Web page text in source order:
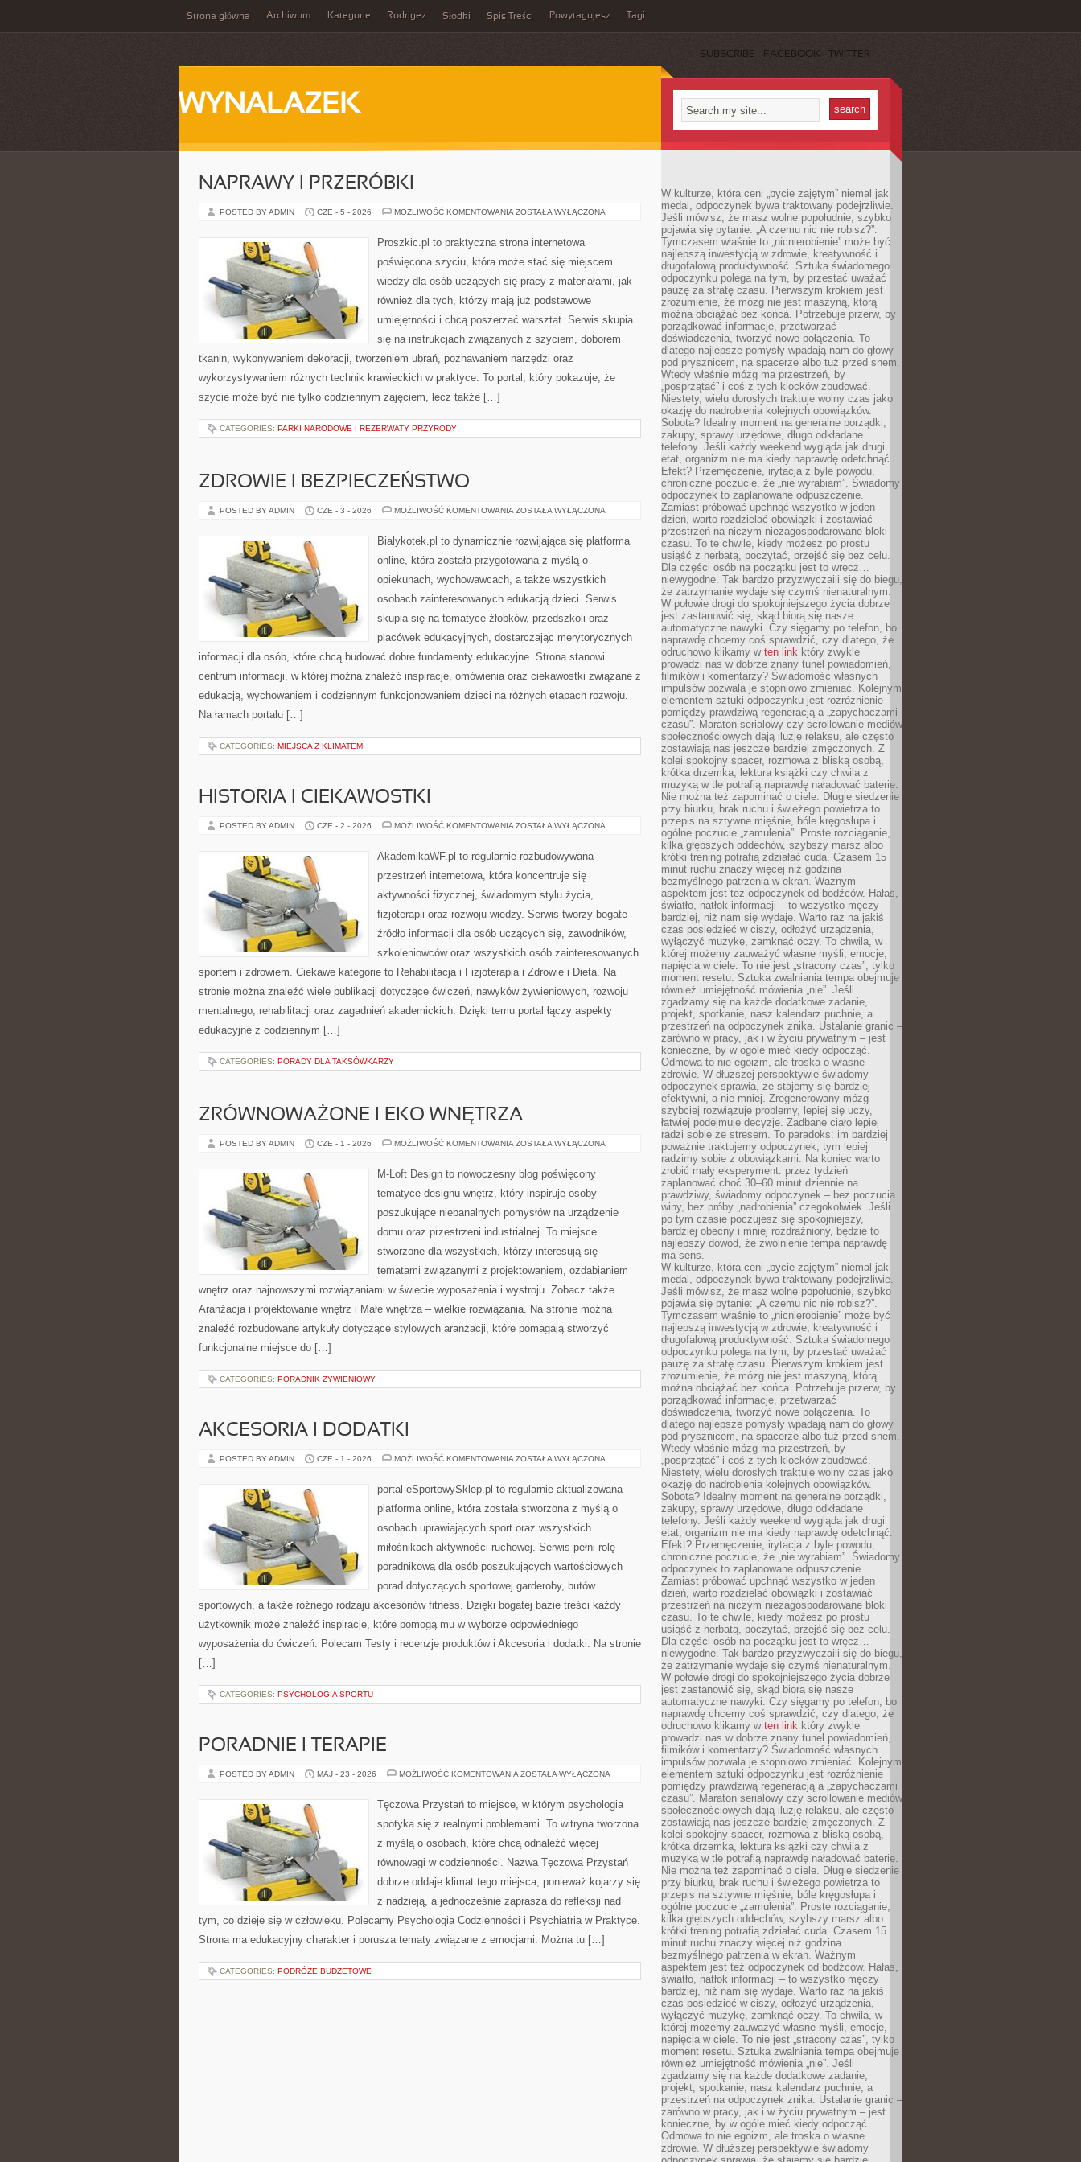
Strona główna Archiwum Kategorie Rodrigez Słodki Spis Treści Powytagujesz Tagi
SUBSCRIBE FACEBOOK TWITTER
WYNALAZEK
NAPRAWY I PRZERÓBKI
POSTED BY ADMIN CZE - 5 - 2026 MOŻLIWOŚĆ KOMENTOWANIA NAPRAWY
ZOSTAŁA WYŁĄCZONA
Proszkic.pl to praktyczna strona internetowa
poświęcona szyciu, która może stać się miejscem
wiedzy dla osób uczących się pracy z materiałami, jak
również dla tych, którzy mają już podstawowe
umiejętności i chcą poszerzać warsztat. Serwis skupia
się na instrukcjach związanych z szyciem, doborem
tkanin, wykonywaniem dekoracji, tworzeniem ubrań, poznawaniem narzędzi oraz
wykorzystywaniem różnych technik krawieckich w praktyce. To portal, który pokazuje, że
szycie może być nie tylko codziennym zajęciem, lecz także […]
CATEGORIES: PARKI NARODOWE I REZERWATY PRZYRODY
ZDROWIE I BEZPIECZEŃSTWO
POSTED BY ADMIN CZE - 3 - 2026 MOŻLIWOŚĆ KOMENTOWANIA ZDROWIE
ZOSTAŁA WYŁĄCZONA
Bialykotek.pl to dynamicznie rozwijająca się platforma
online, która została przygotowana z myślą o
opiekunach, wychowawcach, a także wszystkich
osobach zainteresowanych edukacją dzieci. Serwis
skupia się na tematyce żłobków, przedszkoli oraz
placówek edukacyjnych, dostarczając merytorycznych
informacji dla osób, które chcą budować dobre fundamenty edukacyjne. Strona stanowi
centrum informacji, w której można znaleźć inspiracje, omówienia oraz ciekawostki związane z
edukacją, wychowaniem i codziennym funkcjonowaniem dzieci na różnych etapach rozwoju.
Na łamach portalu […]
CATEGORIES: MIEJSCA Z KLIMATEM
HISTORIA I CIEKAWOSTKI
POSTED BY ADMIN CZE - 2 - 2026 MOŻLIWOŚĆ KOMENTOWANIA HISTORIA
ZOSTAŁA WYŁĄCZONA
AkademikaWF.pl to regularnie rozbudowywana
przestrzeń internetowa, która koncentruje się
aktywności fizycznej, świadomym stylu życia,
fizjoterapii oraz rozwoju wiedzy. Serwis tworzy bogate
źródło informacji dla osób uczących się, zawodników,
szkoleniowców oraz wszystkich osób zainteresowanych
sportem i zdrowiem. Ciekawe kategorie to Rehabilitacja i Fizjoterapia i Zdrowie i Dieta. Na
stronie można znaleźć wiele publikacji dotyczące ćwiczeń, nawyków żywieniowych, rozwoju
mentalnego, rehabilitacji oraz zagadnień akademickich. Dzięki temu portal łączy aspekty
edukacyjne z codziennym […]
CATEGORIES: PORADY DLA TAKSÓWKARZY
ZRÓWNOWAŻONE I EKO WNĘTRZA
POSTED BY ADMIN CZE - 1 - 2026 MOŻLIWOŚĆ KOMENTOWANIA ZRÓWNOWAŻONE
WNĘTRZA
ZOSTAŁA WYŁĄCZONA
M-Loft Design to nowoczesny blog poświęcony
tematyce designu wnętrz, który inspiruje osoby
poszukujące niebanalnych pomysłów na urządzenie
domu oraz przestrzeni industrialnej. To miejsce
stworzone dla wszystkich, którzy interesują się
tematami związanymi z projektowaniem, ozdabianiem
wnętrz oraz najnowszymi rozwiązaniami w świecie wyposażenia i wystroju. Zobacz także
Aranżacja i projektowanie wnętrz i Małe wnętrza – wielkie rozwiązania. Na stronie można
znaleźć rozbudowane artykuły dotyczące stylowych aranżacji, które pomagają stworzyć
funkcjonalne miejsce do […]
CATEGORIES: PORADNIK ŻYWIENIOWY
AKCESORIA I DODATKI
POSTED BY ADMIN CZE - 1 - 2026 MOŻLIWOŚĆ KOMENTOWANIA AKCESORIA
ZOSTAŁA WYŁĄCZONA
portal eSportowySklep.pl to regularnie aktualizowana
platforma online, która została stworzona z myślą o
osobach uprawiających sport oraz wszystkich
miłośnikach aktywności ruchowej. Serwis pełni rolę
poradnikową dla osób poszukujących wartościowych
porad dotyczących sportowej garderoby, butów
sportowych, a także różnego rodzaju akcesoriów fitness. Dzięki bogatej bazie treści każdy
użytkownik może znaleźć inspiracje, które pomogą mu w wyborze odpowiedniego
wyposażenia do ćwiczeń. Polecam Testy i recenzje produktów i Akcesoria i dodatki. Na stronie
[…]
CATEGORIES: PSYCHOLOGIA SPORTU
PORADNIE I TERAPIE
POSTED BY ADMIN MAJ - 23 - 2026 MOŻLIWOŚĆ KOMENTOWANIA PORADNIE
ZOSTAŁA WYŁĄCZONA
Tęczowa Przystań to miejsce, w którym psychologia
spotyka się z realnymi problemami. To witryna tworzona
z myślą o osobach, które chcą odnaleźć więcej
równowagi w codzienności. Nazwa Tęczowa Przystań
dobrze oddaje klimat tego miejsca, ponieważ kojarzy się
z nadzieją, a jednocześnie zaprasza do refleksji nad
tym, co dzieje się w człowieku. Polecamy Psychologia Codzienności i Psychiatria w Praktyce.
Strona ma edukacyjny charakter i porusza tematy związane z emocjami. Można tu […]
CATEGORIES: PODRÓŻE BUDŻETOWE
W kulturze, która ceni „bycie zajętym” niemal jak
medal, odpoczynek bywa traktowany podejrzliwie.
Jeśli mówisz, że masz wolne popołudnie, szybko
pojawia się pytanie: „A czemu nic nie robisz?”.
Tymczasem właśnie to „nicnierobienie” może być
najlepszą inwestycją w zdrowie, kreatywność i
długofalową produktywność. Sztuka świadomego
odpoczynku polega na tym, by przestać uważać
pauzę za stratę czasu. Pierwszym krokiem jest
zrozumienie, że mózg nie jest maszyną, którą
można obciążać bez końca. Potrzebuje przerw, by
porządkować informacje, przetwarzać
doświadczenia, tworzyć nowe połączenia. To
dlatego najlepsze pomysły wpadają nam do głowy
pod prysznicem, na spacerze albo tuż przed snem.
Wtedy właśnie mózg ma przestrzeń, by
„posprzątać” i coś z tych klocków zbudować.
Niestety, wielu dorosłych traktuje wolny czas jako
okazję do nadrobienia kolejnych obowiązków.
Sobota? Idealny moment na generalne porządki,
zakupy, sprawy urzędowe, długo odkładane
telefony. Jeśli każdy weekend wygląda jak drugi
etat, organizm nie ma kiedy naprawdę odetchnąć.
Efekt? Przemęczenie, irytacja z byle powodu,
chroniczne poczucie, że „nie wyrabiam”. Świadomy
odpoczynek to zaplanowane odpuszczenie.
Zamiast próbować upchnąć wszystko w jeden
dzień, warto rozdzielać obowiązki i zostawiać
przestrzeń na niczym niezagospodarowane bloki
czasu. To te chwile, kiedy możesz po prostu
usiąść z herbatą, poczytać, przejść się bez celu.
Dla części osób na początku jest to wręcz…
niewygodne. Tak bardzo przyzwyczaili się do biegu,
że zatrzymanie wydaje się czymś nienaturalnym.
W połowie drogi do spokojniejszego życia dobrze
jest zastanowić się, skąd biorą się nasze
automatyczne nawyki. Czy sięgamy po telefon, bo
naprawdę chcemy coś sprawdzić, czy dlatego, że
odruchowo klikamy w ten link który zwykle
prowadzi nas w dobrze znany tunel powiadomień,
filmików i komentarzy? Świadomość własnych
impulsów pozwala je stopniowo zmieniać. Kolejnym
elementem sztuki odpoczynku jest rozróżnienie
pomiędzy prawdziwą regeneracją a „zapychaczami
czasu”. Maraton serialowy czy scrollowanie mediów
społecznościowych dają iluzję relaksu, ale często
zostawiają nas jeszcze bardziej zmęczonych. Z
kolei spokojny spacer, rozmowa z bliską osobą,
krótka drzemka, lektura książki czy chwila z
muzyką w tle potrafią naprawdę naładować baterie.
Nie można też zapominać o ciele. Długie siedzenie
przy biurku, brak ruchu i świeżego powietrza to
przepis na sztywne mięśnie, bóle kręgosłupa i
ogólne poczucie „zamulenia”. Proste rozciąganie,
kilka głębszych oddechów, szybszy marsz albo
krótki trening potrafią zdziałać cuda. Czasem 15
minut ruchu znaczy więcej niż godzina
bezmyślnego patrzenia w ekran. Ważnym
aspektem jest też odpoczynek od bodźców. Hałas,
światło, natłok informacji – to wszystko męczy
bardziej, niż nam się wydaje. Warto raz na jakiś
czas posiedzieć w ciszy, odłożyć urządzenia,
wyłączyć muzykę, zamknąć oczy. To chwila, w
której możemy zauważyć własne myśli, emocje,
napięcia w ciele. To nie jest „stracony czas”, tylko
moment resetu. Sztuka zwalniania tempa obejmuje
również umiejętność mówienia „nie”. Jeśli
zgadzamy się na każde dodatkowe zadanie,
projekt, spotkanie, nasz kalendarz puchnie, a
przestrzeń na odpoczynek znika. Ustalanie granic –
zarówno w pracy, jak i w życiu prywatnym – jest
konieczne, by w ogóle mieć kiedy odpocząć.
Odmowa to nie egoizm, ale troska o własne
zdrowie. W dłuższej perspektywie świadomy
odpoczynek sprawia, że stajemy się bardziej
efektywni, a nie mniej. Zregenerowany mózg
szybciej rozwiązuje problemy, lepiej się uczy,
łatwiej podejmuje decyzje. Zadbane ciało lepiej
radzi sobie ze stresem. To paradoks: im bardziej
poważnie traktujemy odpoczynek, tym lepiej
radzimy sobie z obowiązkami. Na koniec warto
zrobić mały eksperyment: przez tydzień
zaplanować choć 30–60 minut dziennie na
prawdziwy, świadomy odpoczynek – bez poczucia
winy, bez próby „nadrobienia” czegokolwiek. Jeśli
po tym czasie poczujesz się spokojniejszy,
bardziej obecny i mniej rozdrażniony, będzie to
najlepszy dowód, że zwolnienie tempa naprawdę
ma sens.
W kulturze, która ceni „bycie zajętym” niemal jak
medal, odpoczynek bywa traktowany podejrzliwie.
Jeśli mówisz, że masz wolne popołudnie, szybko
pojawia się pytanie: „A czemu nic nie robisz?”.
Tymczasem właśnie to „nicnierobienie” może być
najlepszą inwestycją w zdrowie, kreatywność i
długofalową produktywność. Sztuka świadomego
odpoczynku polega na tym, by przestać uważać
pauzę za stratę czasu. Pierwszym krokiem jest
zrozumienie, że mózg nie jest maszyną, którą
można obciążać bez końca. Potrzebuje przerw, by
porządkować informacje, przetwarzać
doświadczenia, tworzyć nowe połączenia. To
dlatego najlepsze pomysły wpadają nam do głowy
pod prysznicem, na spacerze albo tuż przed snem.
Wtedy właśnie mózg ma przestrzeń, by
„posprzątać” i coś z tych klocków zbudować.
Niestety, wielu dorosłych traktuje wolny czas jako
okazję do nadrobienia kolejnych obowiązków.
Sobota? Idealny moment na generalne porządki,
zakupy, sprawy urzędowe, długo odkładane
telefony. Jeśli każdy weekend wygląda jak drugi
etat, organizm nie ma kiedy naprawdę odetchnąć.
Efekt? Przemęczenie, irytacja z byle powodu,
chroniczne poczucie, że „nie wyrabiam”. Świadomy
odpoczynek to zaplanowane odpuszczenie.
Zamiast próbować upchnąć wszystko w jeden
dzień, warto rozdzielać obowiązki i zostawiać
przestrzeń na niczym niezagospodarowane bloki
czasu. To te chwile, kiedy możesz po prostu
usiąść z herbatą, poczytać, przejść się bez celu.
Dla części osób na początku jest to wręcz…
niewygodne. Tak bardzo przyzwyczaili się do biegu,
że zatrzymanie wydaje się czymś nienaturalnym.
W połowie drogi do spokojniejszego życia dobrze
jest zastanowić się, skąd biorą się nasze
automatyczne nawyki. Czy sięgamy po telefon, bo
naprawdę chcemy coś sprawdzić, czy dlatego, że
odruchowo klikamy w ten link który zwykle
prowadzi nas w dobrze znany tunel powiadomień,
filmików i komentarzy? Świadomość własnych
impulsów pozwala je stopniowo zmieniać. Kolejnym
elementem sztuki odpoczynku jest rozróżnienie
pomiędzy prawdziwą regeneracją a „zapychaczami
czasu”. Maraton serialowy czy scrollowanie mediów
społecznościowych dają iluzję relaksu, ale często
zostawiają nas jeszcze bardziej zmęczonych. Z
kolei spokojny spacer, rozmowa z bliską osobą,
krótka drzemka, lektura książki czy chwila z
muzyką w tle potrafią naprawdę naładować baterie.
Nie można też zapominać o ciele. Długie siedzenie
przy biurku, brak ruchu i świeżego powietrza to
przepis na sztywne mięśnie, bóle kręgosłupa i
ogólne poczucie „zamulenia”. Proste rozciąganie,
kilka głębszych oddechów, szybszy marsz albo
krótki trening potrafią zdziałać cuda. Czasem 15
minut ruchu znaczy więcej niż godzina
bezmyślnego patrzenia w ekran. Ważnym
aspektem jest też odpoczynek od bodźców. Hałas,
światło, natłok informacji – to wszystko męczy
bardziej, niż nam się wydaje. Warto raz na jakiś
czas posiedzieć w ciszy, odłożyć urządzenia,
wyłączyć muzykę, zamknąć oczy. To chwila, w
której możemy zauważyć własne myśli, emocje,
napięcia w ciele. To nie jest „stracony czas”, tylko
moment resetu. Sztuka zwalniania tempa obejmuje
również umiejętność mówienia „nie”. Jeśli
zgadzamy się na każde dodatkowe zadanie,
projekt, spotkanie, nasz kalendarz puchnie, a
przestrzeń na odpoczynek znika. Ustalanie granic –
zarówno w pracy, jak i w życiu prywatnym – jest
konieczne, by w ogóle mieć kiedy odpocząć.
Odmowa to nie egoizm, ale troska o własne
zdrowie. W dłuższej perspektywie świadomy